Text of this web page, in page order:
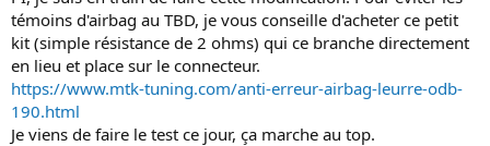
témoins d'airbag au TBD, je vous conseille d'acheter ce petit
kit (simple résistance de 2 ohms) qui ce branche directement
en lieu et place sur le connecteur.
https://www.mtk-tuning.com/anti-erreur-airbag-leurre-odb-
190.html
Je viens de faire le test ce jour, ça marche au top.